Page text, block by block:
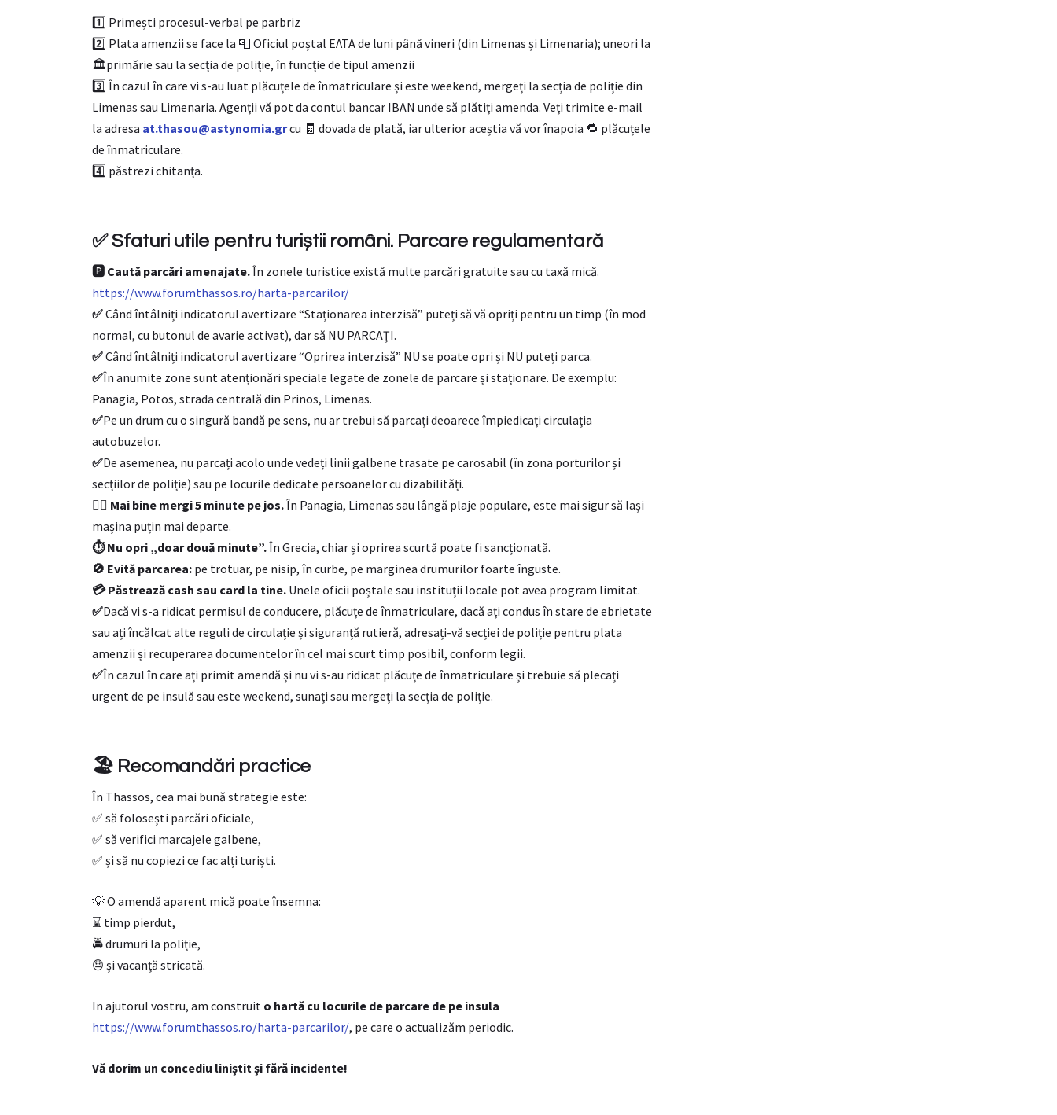
1️⃣ Primești procesul-verbal pe parbriz
2️⃣ Plata amenzii se face la 📮 Oficiul poștal ΕΛΤΑ de luni până vineri (din Limenas și Limenaria); uneori la
🏛️primărie sau la secția de poliție, în funcție de tipul amenzii
3️⃣ În cazul în care vi s-au luat plăcuțele de înmatriculare și este weekend, mergeți la secția de poliție din
Limenas sau Limenaria. Agenții vă pot da contul bancar IBAN unde să plătiți amenda. Veți trimite e-mail
la adresa at.thasou@astynomia.grcu 🧾 dovada de plată, iar ulterior aceștia vă vor înapoia 🔁 plăcuțele
de înmatriculare.
4️⃣ păstrezi chitanța.
✅ Sfaturi utile pentru turiștii români. Parcare regulamentară
🅿️ Caută parcări amenajate.În zonele turistice există multe parcări gratuite sau cu taxă mică.
https://www.forumthassos.ro/harta-parcarilor/
✅Când întâlniți indicatorul avertizare “Staționarea interzisă” puteți să vă opriți pentru un timp (în mod
normal, cu butonul de avarie activat), dar să NU PARCAȚI.
✅Când întâlniți indicatorul avertizare “Oprirea interzisă” NU se poate opri și NU puteți parca.
✅În anumite zone sunt atenționări speciale legate de zonele de parcare și staționare. De exemplu:
Panagia, Potos, strada centrală din Prinos, Limenas.
✅Pe un drum cu o singură bandă pe sens, nu ar trebui să parcați deoarece împiedicați circulația
autobuzelor.
✅De asemenea, nu parcați acolo unde vedeți linii galbene trasate pe carosabil (în zona porturilor și
secțiilor de poliție) sau pe locurile dedicate persoanelor cu dizabilități.
🚶‍♂️ Mai bine mergi 5 minute pe jos.În Panagia, Limenas sau lângă plaje populare, este mai sigur să lași
mașina puțin mai departe.
⏱️ Nu opri „doar două minute”.În Grecia, chiar și oprirea scurtă poate fi sancționată.
🚫 Evită parcarea: pe trotuar, pe nisip, în curbe, pe marginea drumurilor foarte înguste.
💳 Păstrează cash sau card la tine. Unele oficii poștale sau instituții locale pot avea program limitat.
✅Dacă vi s-a ridicat permisul de conducere, plăcuțe de înmatriculare, dacă ați condus în stare de ebrietate
sau ați încălcat alte reguli de circulație și siguranță rutieră, adresați-vă secției de poliție pentru plata
amenzii și recuperarea documentelor în cel mai scurt timp posibil, conform legii.
✅În cazul în care ați primit amendă și nu vi s-au ridicat plăcuțe de înmatriculare și trebuie să plecați
urgent de pe insulă sau este weekend, sunați sau mergeți la secția de poliție.
🏖️ Recomandări practice
În Thassos, cea mai bună strategie este:
✅ să folosești parcări oficiale,
✅ să verifici marcajele galbene,
✅ și să nu copiezi ce fac alți turiști.
💡 O amendă aparent mică poate însemna:
⌛ timp pierdut,
🚔 drumuri la poliție,
😓 și vacanță stricată.
In ajutorul vostru, am construit o hartă cu locurile de parcare de pe insula
https://www.forumthassos.ro/harta-parcarilor/, pe care o actualizăm periodic.
Vă dorim un concediu liniștit și fără incidente!